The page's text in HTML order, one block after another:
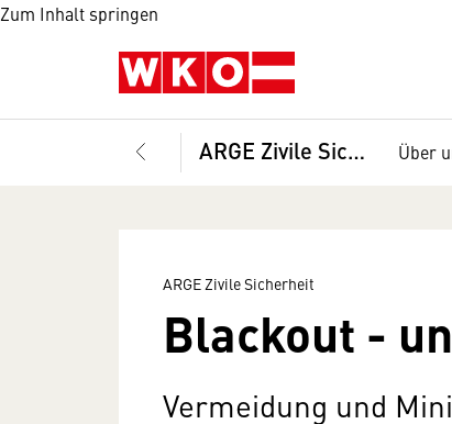
Zum Inhalt springen
ARGE Zivile Sicherheit Über
ARGE Zivile Sicherheit
Blackout -
Vermeidung und